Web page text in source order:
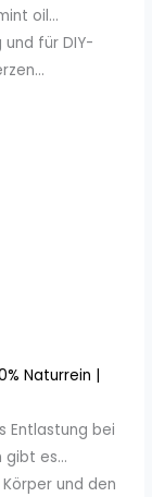
oil...
für DIY-
Naturrein |
Entlastung bei
es...
Körper und den